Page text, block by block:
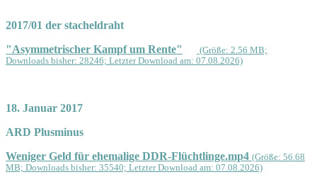
2017/01 der stacheldraht
"Asymmetrischer Kampf um Rente"
(Größe: 2.56 MB;
Downloads bisher: 28246; Letzter Download am: 07.08.2026)
18. Januar 2017
ARD Plusminus
Weniger Geld für ehemalige DDR-Flüchtlinge.mp4 (Größe: 56.68
MB; Downloads bisher: 35540; Letzter Download am: 07.08.2026)